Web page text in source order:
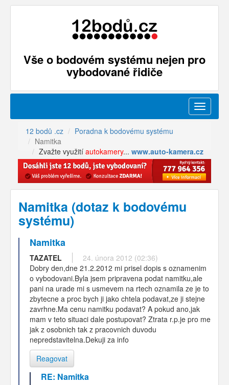
Vše o bodovém systému nejen pro
vybodované řidiče
Menu
12 bodů .cz
Poradna k bodovému systému
Namitka
Zvažte využití autokamery... www.auto-kamera.cz
Namitka (dotaz k bodovému
systému)
Namitka
TAZATEL
24. února 2012 (02:36)
Dobry den,dne 21.2.2012 mi prisel dopis s oznamenim
o vybodovani.Byla jsem pripravena podat namitku,ale
pani na urade mi s usmevem na rtech oznamila ze je to
zbytecne a proc bych ji jako chtela podavat,ze ji stejne
zavrhne.Ma cenu namitku podavat? A pokud ano,jak
mam v teto situaci dale postupovat? Ztrata r.p.je pro me
jak z osobnich tak z pracovnich duvodu
nepredstavitelna.Dekuji za info
Reagovat
RE: Namitka